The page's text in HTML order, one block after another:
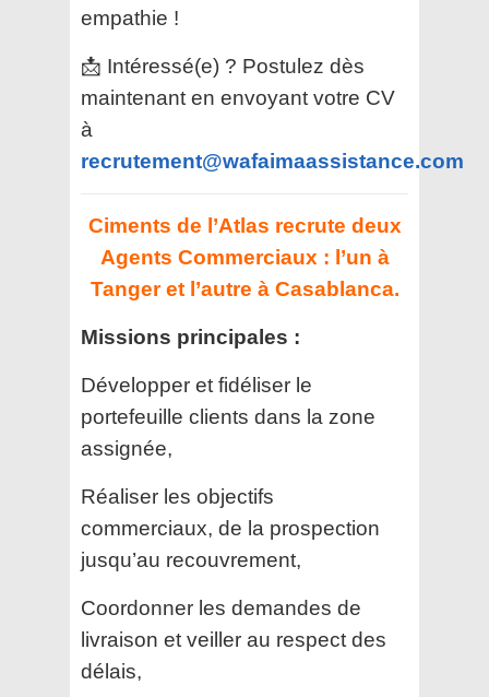
empathie !
📩 Intéressé(e) ? Postulez dès
maintenant en envoyant votre CV
à
recrutement@wafaimaassistance.com
Ciments de l’Atlas recrute deux
Agents Commerciaux : l’un à
Tanger et l’autre à Casablanca.
Missions principales :
Développer et fidéliser le
portefeuille clients dans la zone
assignée,
Réaliser les objectifs
commerciaux, de la prospection
jusqu’au recouvrement,
Coordonner les demandes de
livraison et veiller au respect des
délais,